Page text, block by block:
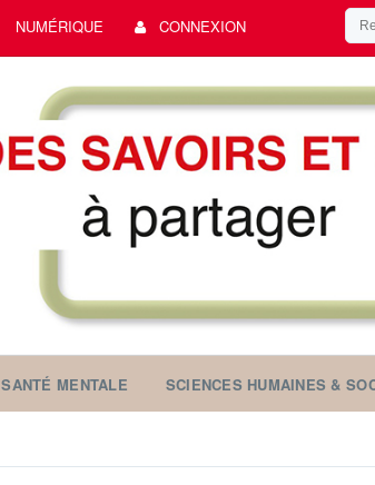
NUMÉRIQUE CONNEXION
SANTÉ MENTALE SCIENCES HUMAINES &